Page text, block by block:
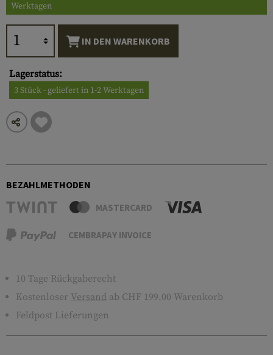
Werktagen
IN DEN WARENKORB
Lagerstatus:
3 Stück - geliefert in 1-2 Werktagen
BEZAHLMETHODEN
MASTERCARD
CEMBRAPAY INVOICE
10 Tage Rückgaberecht
Kostenloser Versand ab CHF 199.00 Warenkorb
Feldpost Lieferungen